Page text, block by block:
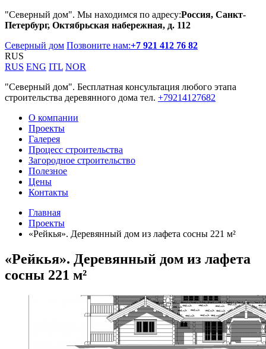
"Северный дом". Мы находимся по адресу:Россия, Санкт-
Петербург, Октябрьская набережная, д. 112
Северный дом Позвоните нам:+7 921 412 76 82
RUS
RUS ENG ITL NOR
"Северный дом". Бесплатная консультация любого этапа
строительства деревянного дома тел. +79214127682
О компании
Проекты
Галерея
Процесс строительства
Загородное строительство
Полезное
Цены
Контакты
Главная
Проекты
«Рейкья». Деревянный дом из лафета сосны 221 м²
«Рейкья». Деревянный дом из лафета
сосны 221 м²